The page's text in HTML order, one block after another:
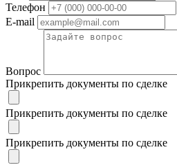
Телефон
E-mail
Вопрос
Прикрепить документы по сделке
Прикрепить документы по сделке
Прикрепить документы по сделке